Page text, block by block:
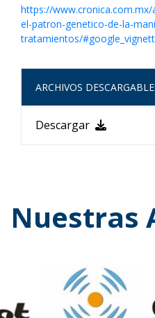
https://
el-patron-genetico-de-la-
tratamientos/
ARCHIVOS
Descargar
Nuestras